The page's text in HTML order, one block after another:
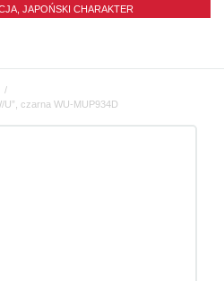
JAPOŃSKI CHARAKTER
U”, czarna WU-MUP934D